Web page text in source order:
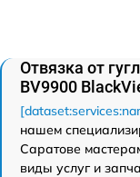
Отвязка от
BV9900
нашем
Саратове
виды услуг и